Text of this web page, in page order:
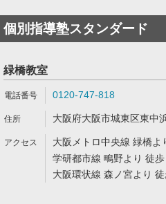
個別指導塾スタンダード
緑橋教室
0120-747-818
大阪府大阪市城東区東中
大阪メトロ中央線 緑橋よ
学研都市線 鴫野より 徒
大阪環状線 森ノ宮より